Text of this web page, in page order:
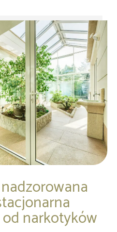
narkotyków